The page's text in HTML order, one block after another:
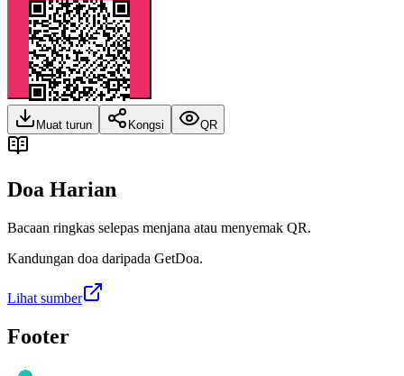
Muat turun Kongsi QR
Doa Harian
Bacaan ringkas selepas menjana atau menyemak QR.
Kandungan doa daripada GetDoa.
Lihat sumber
Footer